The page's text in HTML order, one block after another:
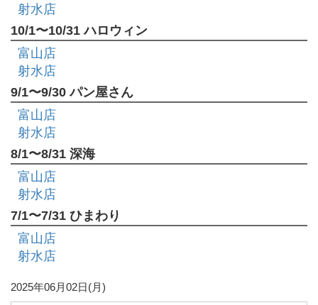
射水店
10/1〜10/31 ハロウィン
富山店
射水店
9/1〜9/30 パン屋さん
富山店
射水店
8/1〜8/31 深海
富山店
射水店
7/1〜7/31 ひまわり
富山店
射水店
2025年06月02日(月)